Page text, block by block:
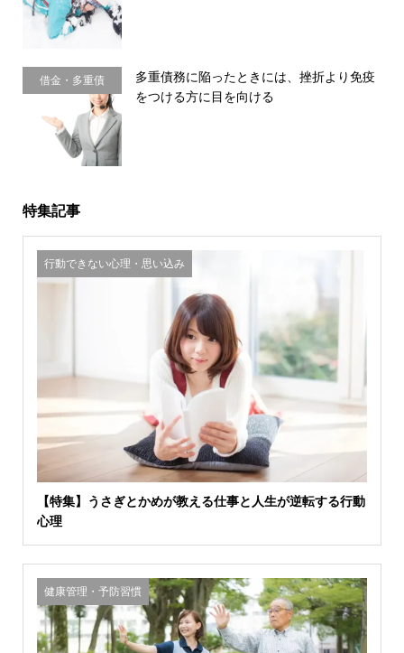
借金・多重債
務・金銭感覚
多重債務に陥ったときには、挫折より免疫
をつける方に目を向ける
特集記事
行動できない心理・思い込み
【特集】うさぎとかめが教える仕事と人生が逆転する行動
心理
健康管理・予防習慣